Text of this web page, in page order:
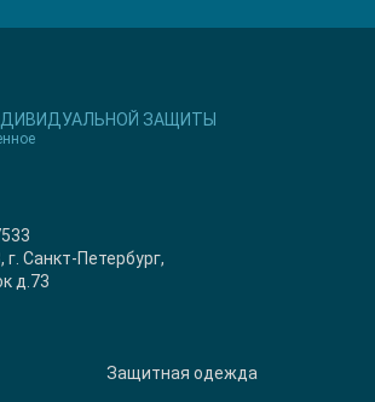
ЗАЩИТЫ
г. Санкт-Петербург,
д.73
Защитная одежда